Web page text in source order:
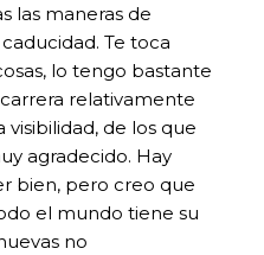
las maneras de
Te toca
lo tengo bastante
relativamente
visibilidad, de los que
agradecido. Hay
bien, pero creo que
el mundo tiene su
no